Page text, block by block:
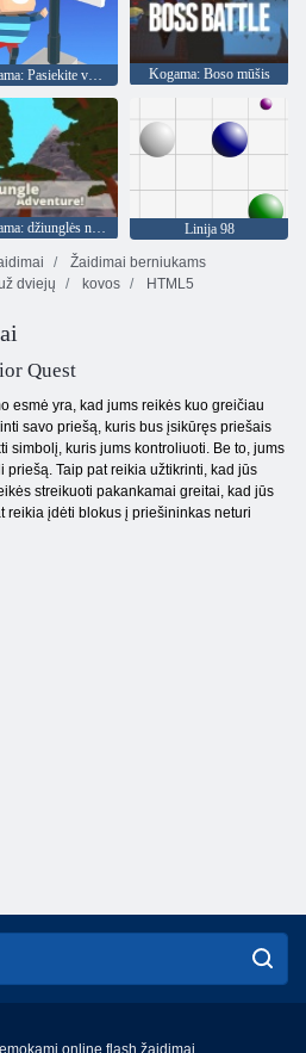
Kogama: Pasiekite vėliavą Kogama: Boso mūšis
Kogama: džiunglės nuotykis
Linija 98
Žaidimai berniukams
dviejų kovos HTML5
Quest
esmė yra, kad jums reikės kuo greičiau
savo priešą, kuris bus įsikūręs priešais
simbolį, kuris jums kontroliuoti. Be to, jums
Taip pat reikia užtikrinti, kad jūs
streikuoti pakankamai greitai, kad jūs
reikia įdėti blokus į priešininkas neturi
online flash žaidimai